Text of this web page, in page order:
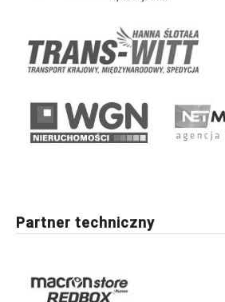
Partner techniczny